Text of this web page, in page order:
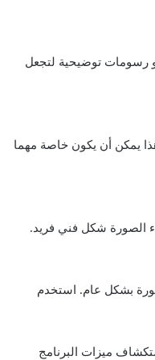
رسومات توضيحية لتجعل
يمكن أن يكون خاصة مهما
الصورة شكل فني فريد.
بشكل عام. استخدم
ميزات البرنامج